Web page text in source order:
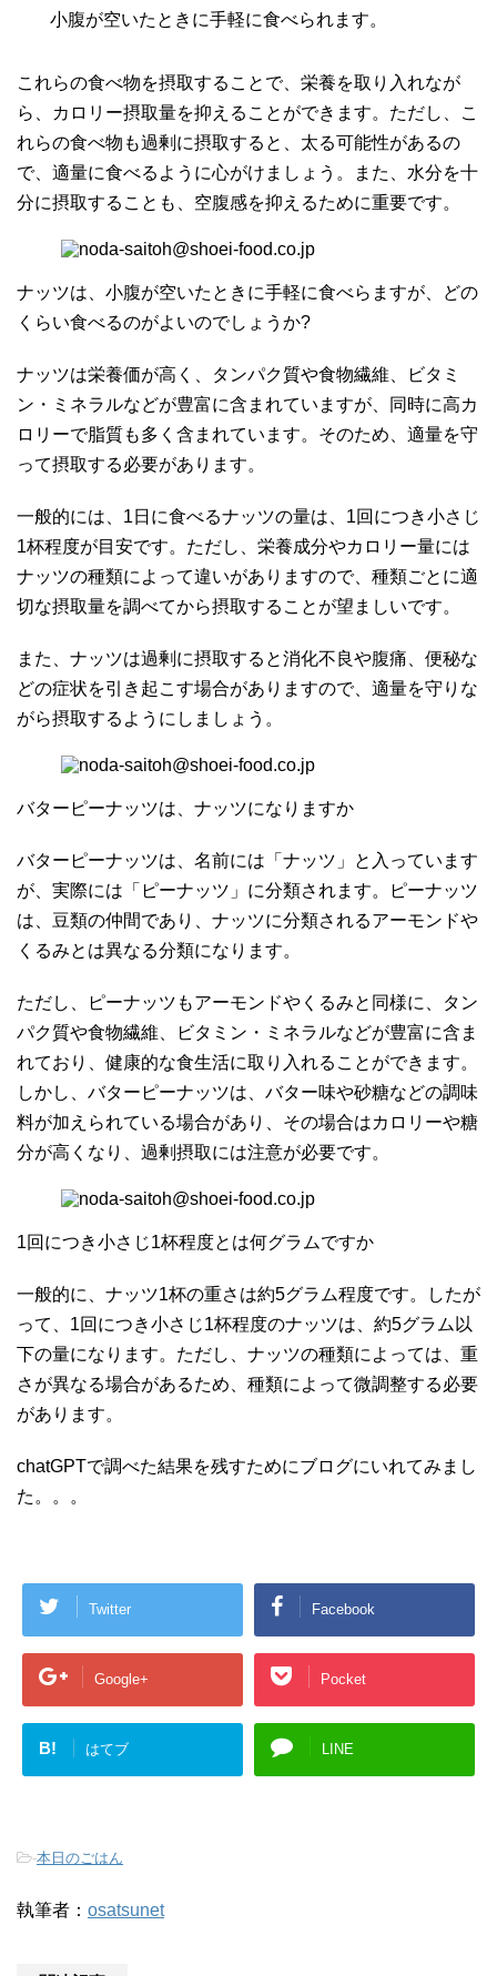
小腹が空いたときに手軽に食べられます。
これらの食べ物を摂取することで、栄養を取り入れなが
ら、カロリー摂取量を抑えることができます。ただし、こ
れらの食べ物も過剰に摂取すると、太る可能性があるの
で、適量に食べるように心がけましょう。また、水分を十
分に摂取することも、空腹感を抑えるために重要です。
ナッツは、小腹が空いたときに手軽に食べらますが、どの
くらい食べるのがよいのでしょうか?
ナッツは栄養価が高く、タンパク質や食物繊維、ビタミ
ン・ミネラルなどが豊富に含まれていますが、同時に高カ
ロリーで脂質も多く含まれています。そのため、適量を守
って摂取する必要があります。
一般的には、1日に食べるナッツの量は、1回につき小さじ
1杯程度が目安です。ただし、栄養成分やカロリー量には
ナッツの種類によって違いがありますので、種類ごとに適
切な摂取量を調べてから摂取することが望ましいです。
また、ナッツは過剰に摂取すると消化不良や腹痛、便秘な
どの症状を引き起こす場合がありますので、適量を守りな
がら摂取するようにしましょう。
バターピーナッツは、ナッツになりますか
バターピーナッツは、名前には「ナッツ」と入っています
が、実際には「ピーナッツ」に分類されます。ピーナッツ
は、豆類の仲間であり、ナッツに分類されるアーモンドや
くるみとは異なる分類になります。
ただし、ピーナッツもアーモンドやくるみと同様に、タン
パク質や食物繊維、ビタミン・ミネラルなどが豊富に含ま
れており、健康的な食生活に取り入れることができます。
しかし、バターピーナッツは、バター味や砂糖などの調味
料が加えられている場合があり、その場合はカロリーや糖
分が高くなり、過剰摂取には注意が必要です。
1回につき小さじ1杯程度とは何グラムですか
一般的に、ナッツ1杯の重さは約5グラム程度です。したが
って、1回につき小さじ1杯程度のナッツは、約5グラム以
下の量になります。ただし、ナッツの種類によっては、重
さが異なる場合があるため、種類によって微調整する必要
があります。
chatGPTで調べた結果を残すためにブログにいれてみまし
た。。。
Twitter Facebook
Google+ Pocket
B! はてブ LINE
-本日のごはん
執筆者： osatsunet